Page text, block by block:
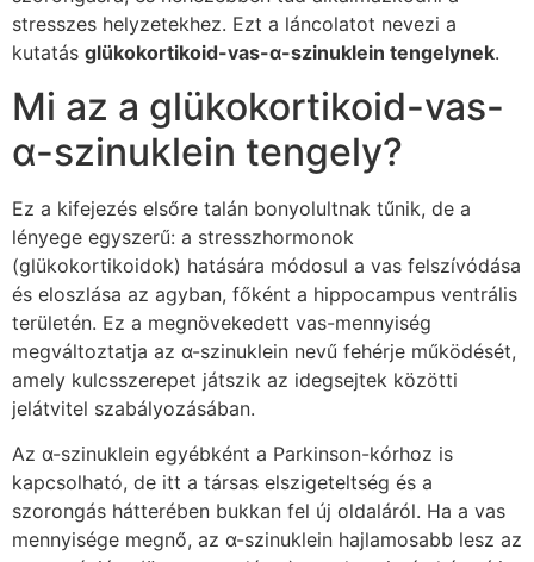
stresszes helyzetekhez. Ezt a láncolatot nevezi a
kutatás glükokortikoid-vas-α-szinuklein tengelynek.
Mi az a glükokortikoid-vas-
α-szinuklein tengely?
Ez a kifejezés elsőre talán bonyolultnak tűnik, de a
lényege egyszerű: a stresszhormonok
(glükokortikoidok) hatására módosul a vas felszívódása
és eloszlása az agyban, főként a hippocampus ventrális
területén. Ez a megnövekedett vas-mennyiség
megváltoztatja az α-szinuklein nevű fehérje működését,
amely kulcsszerepet játszik az idegsejtek közötti
jelátvitel szabályozásában.
Az α-szinuklein egyébként a Parkinson-kórhoz is
kapcsolható, de itt a társas elszigeteltség és a
szorongás hátterében bukkan fel új oldaláról. Ha a vas
mennyisége megnő, az α-szinuklein hajlamosabb lesz az